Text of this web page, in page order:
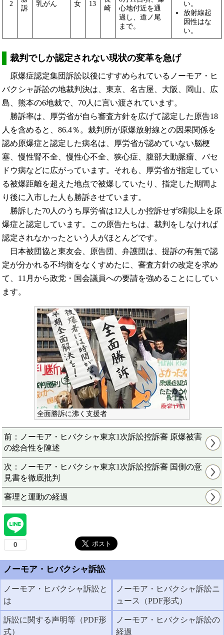
2
訴
乳がん 女 13
崎
心地付近を通
過し、道ノ尾
まで。
い。
放射線起
因性はな
い。
裁判でしか認定されない現状の変革を急げ
原爆症認定集団訴訟以後にすすめられているノーモア・ヒ
バクシャ訴訟の地裁判決は、東京、名古屋、大阪、岡山、広
島、熊本の6地裁で、70人に言い渡されています。
勝訴率は、厚労省が自ら審査方針を広げて認定した原告18
人を含めると、86.4％。裁判所が原爆放射線との因果関係を
認め原爆症と認定した病名は、厚労省が認めていない脳梗
塞、慢性腎不全、慢性心不全、狭心症、腹部大動脈瘤、バセ
ドウ病などに広がっています。それも、厚労省が指定してい
る被爆距離を超えた地点で被爆していたり、指定した期間よ
り後に入市した人も勝訴させています。
勝訴した70人のうち厚労省は12人しか控訴せず8割以上を原
爆症と認定しています。この原告たちは、裁判をしなければ
認定されなかったという人がほとんどです。
日本被団協と東友会、原告団、弁護団は、提訴の有無で認
定が分かれる不均衡をなくすめたに、審査方針の改定を求め
て、11月から政党・国会議員への要請を強めることにしてい
ます。
全面勝訴に沸く支援者
前：ノーモア・ヒバクシャ東京1次訴訟控訴審 原爆被害
の総合性を陳述
次：ノーモア・ヒバクシャ東京1次訴訟控訴審 国側の意
見書を徹底批判
審理と運動の経過
ノーモア・ヒバクシャ訴訟
ノーモア・ヒバクシャ訴訟と
は
ノーモア・ヒバクシャ訴訟ニ
ュース（PDF形式）
訴訟に関する声明等（PDF形
式）
ノーモア・ヒバクシャ訴訟の
経過